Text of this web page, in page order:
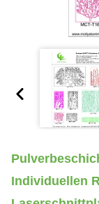
Individuellen